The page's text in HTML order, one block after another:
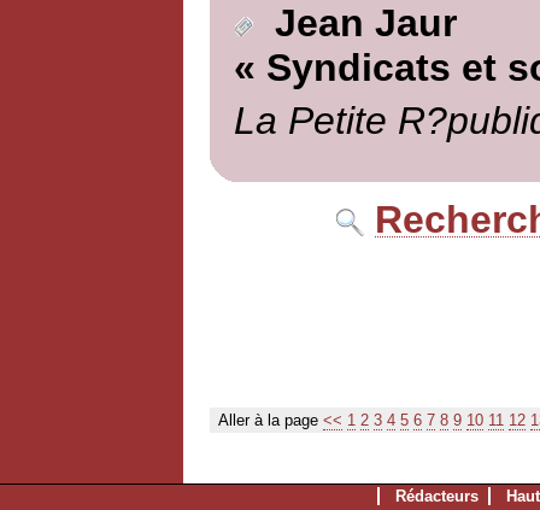
Jean Jaur
« Syndicats et
La Petite
Aller à la page << 1 2 3 4 5 6 7 8 9 10 11 12
Rédacteurs